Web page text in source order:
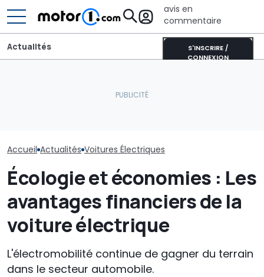
avis en
commentaire
S'INSCRIRE /
CONNEXION
Actualités
Accueil Actualités Voitures Électriques
Écologie et économies : Les
avantages financiers de la
voiture électrique
L'électromobilité continue de gagner du terrain
dans le secteur automobile.